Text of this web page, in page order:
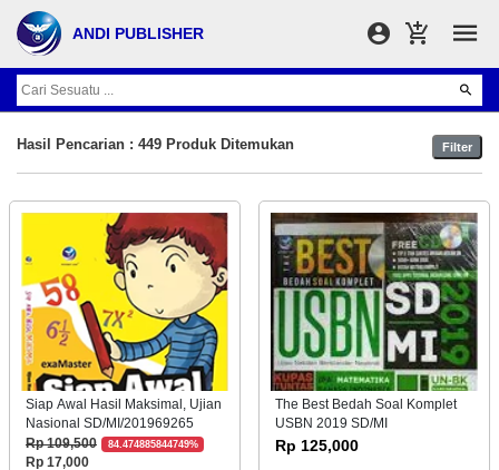
ANDI PUBLISHER
Filter
Hasil Pencarian : 449 Produk Ditemukan
Siap Awal Hasil Maksimal, Ujian
Nasional SD/MI/201969265
Rp 109,500
84.474885844749%
Rp 17,000
The Best Bedah Soal Komplet
USBN 2019 SD/MI
Rp 125,000